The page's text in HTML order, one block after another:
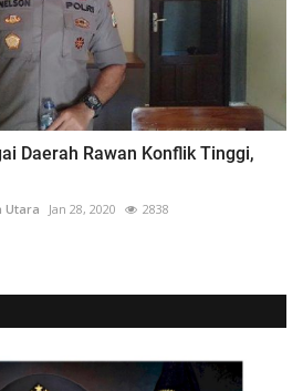
Daerah Rawan Konflik Tinggi,
Utara Jan 28, 2020 2838